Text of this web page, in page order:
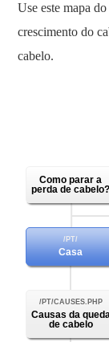
Use este mapa
crescimento do
cabelo.
Como parar a
perda de cabelo?
Casa
Causas da
de cabelo